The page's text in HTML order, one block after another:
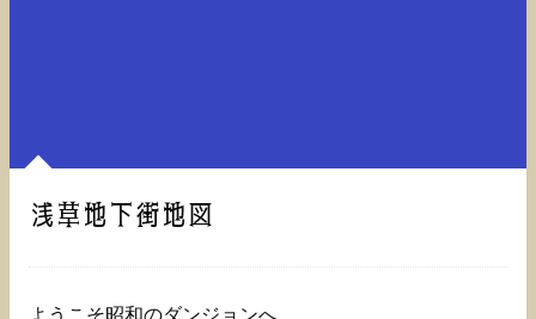
浅草地下街地図
ようこそ昭和のダンジョンへ。